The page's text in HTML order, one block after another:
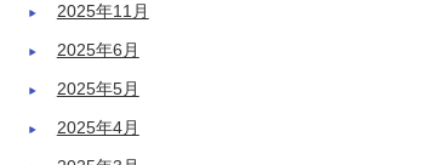
2025年11月
2025年6月
2025年5月
2025年4月